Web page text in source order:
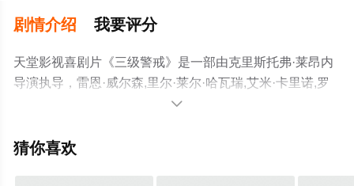
剧情介绍 我要评分
天堂影视喜剧片《三级警戒》是一部由克里斯托弗·莱昂内
导演执导，雷恩·威尔森,里尔·莱尔·哈瓦瑞,艾米·卡里诺,罗
伯·里格尔,伊薇特·尼科尔·布朗,佩吉·肯尼迪,索洛·马里多纳,
特·霍登,达莉娅·罗尼,迈克尔·J·希拉夫,卡梅隆·富勒,埃里克·

猜你喜欢